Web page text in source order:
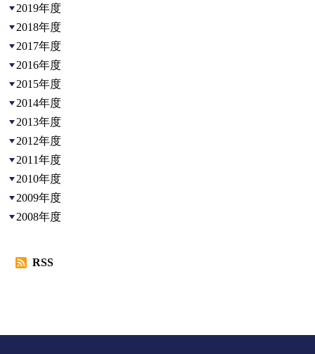
2019年度
2018年度
2017年度
2016年度
2015年度
2014年度
2013年度
2012年度
2011年度
2010年度
2009年度
2008年度
RSS